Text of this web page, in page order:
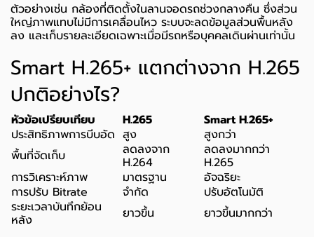
ตัวอย่างเช่น กล้องที่ติดตั้งในลานจอดรถช่วงกลางคืน ซึ่งส่วน
ใหญ่ภาพแทบไม่มีการเคลื่อนไหว ระบบจะลดข้อมูลส่วนพื้นหลัง
ลง และเก็บรายละเอียดเฉพาะเมื่อมีรถหรือบุคคลเดินผ่านเท่านั้น
Smart H.265+ แตกต่างจาก H.265
ปกติอย่างไร?
หัวข้อเปรียบเทียบ H.265
Smart H.265+
ประสิทธิภาพการบีบอัด สูง
สูงกว่า
พื้นที่จัดเก็บ
ลดลงจาก
H.264
ลดลงมากกว่า
H.265
การวิเคราะห์ภาพ
มาตรฐาน
อัจฉริยะ
การปรับ Bitrate
จำกัด
ปรับอัตโนมัติ
ระยะเวลาบันทึกย้อน
หลัง ยาวขึ้น ยาวขึ้นมากกว่า